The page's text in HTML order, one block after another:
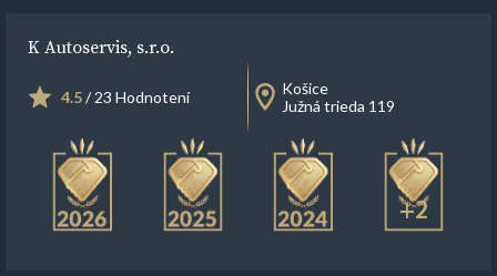
K Autoservis, s.r.o.
4.5/ 23 Hodnotení
Košice
Južná trieda 119
+2